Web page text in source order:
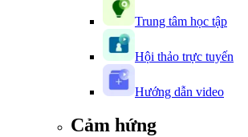
Trung tâm học tập
Hội thảo trực tuyến
Hướng dẫn video
Cảm hứng